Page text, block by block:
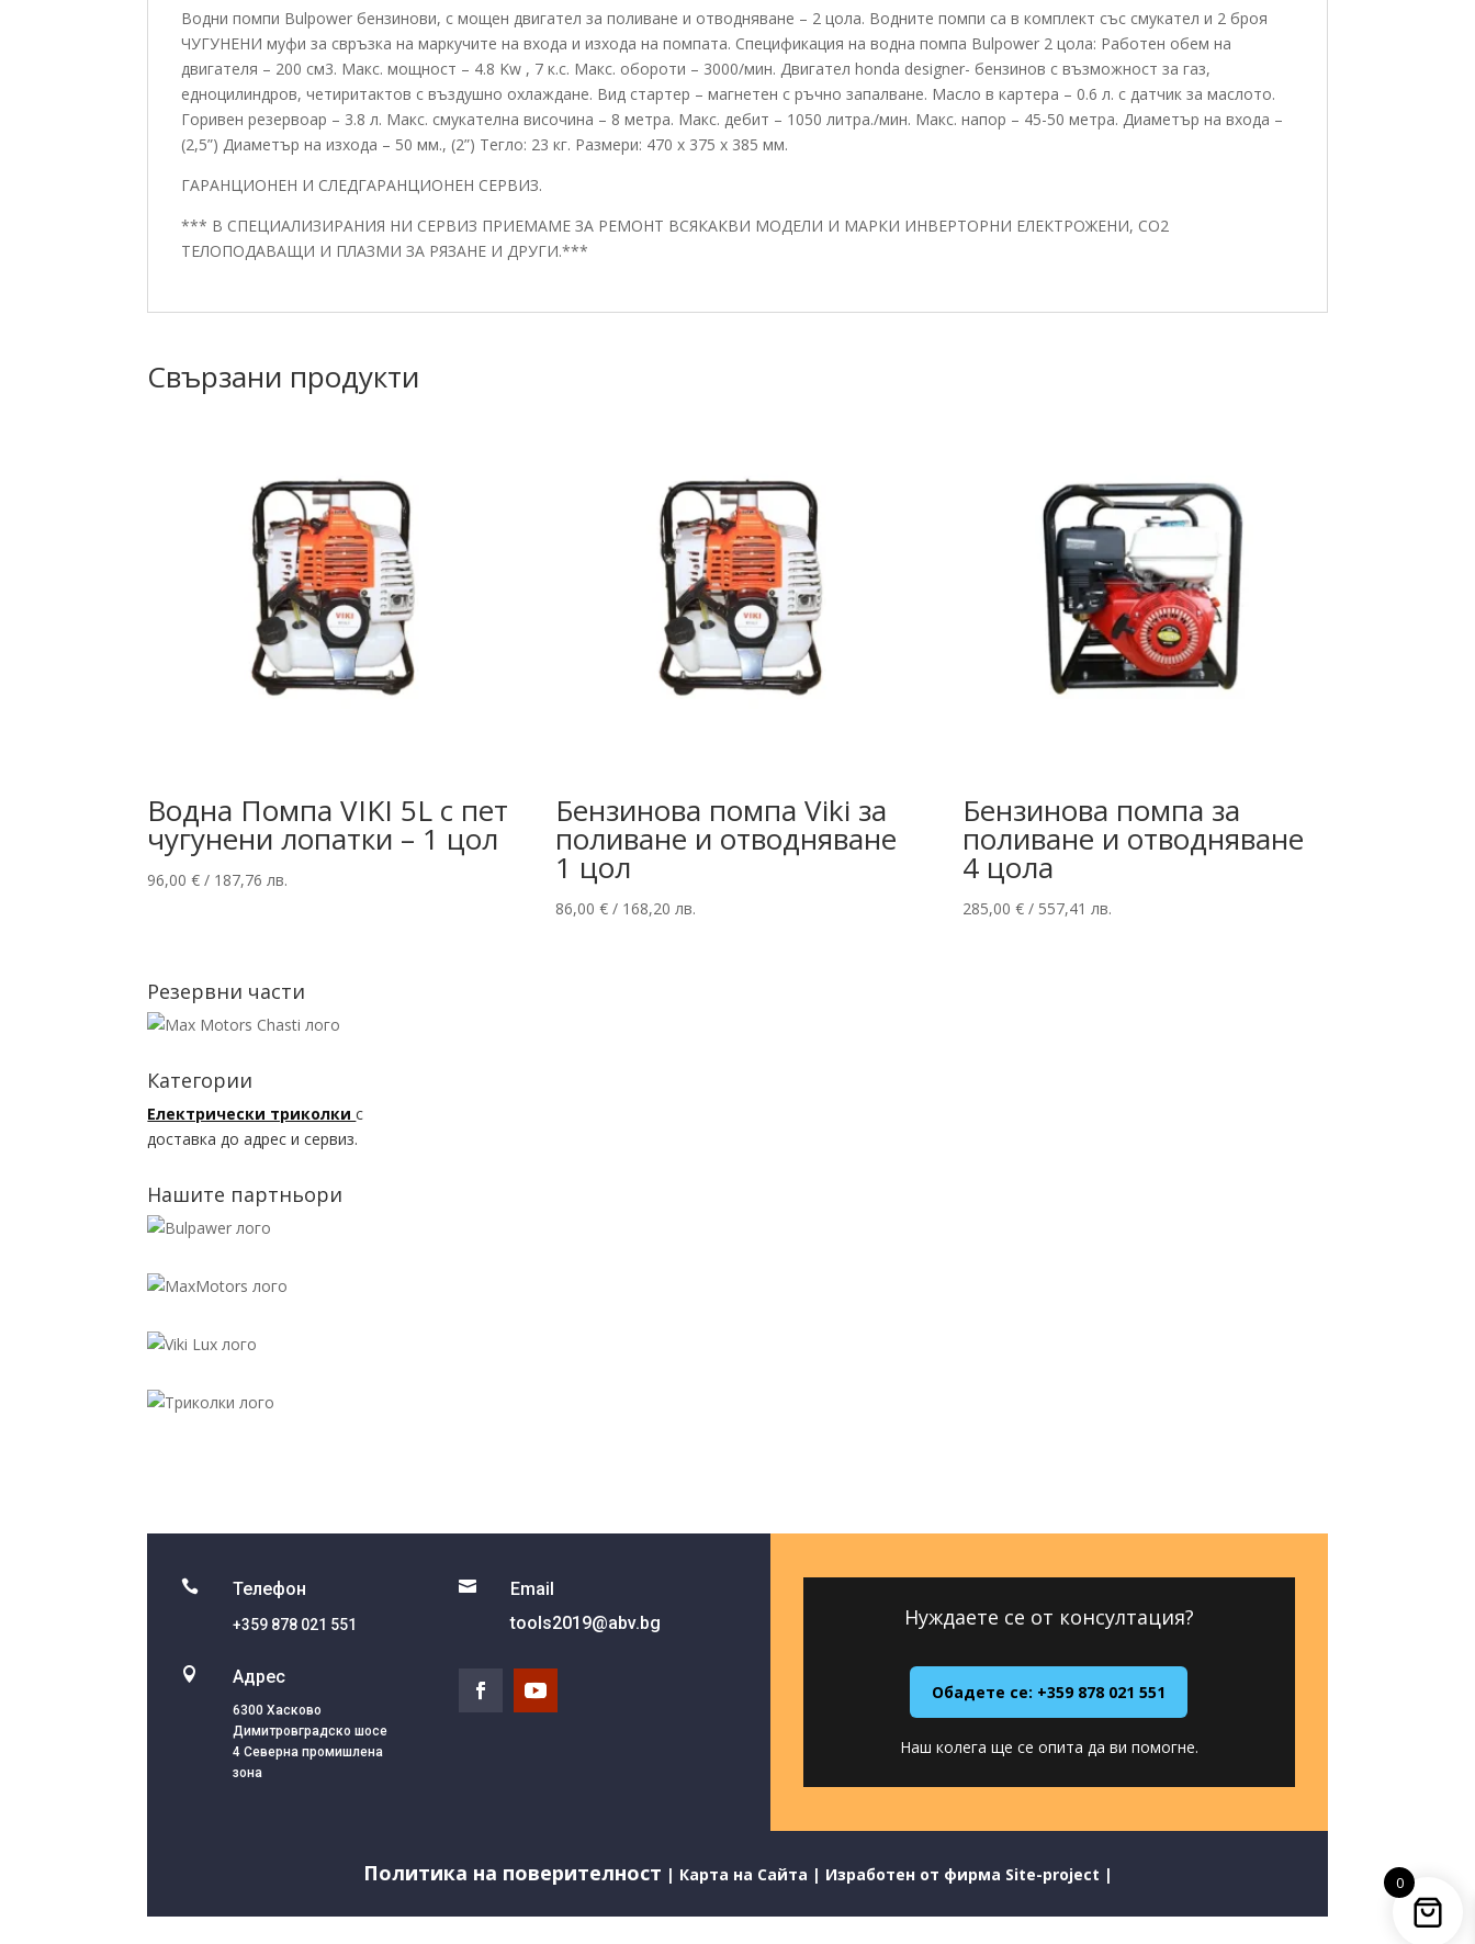
Водни помпи Bulpower бензинови, с мощен двигател за поливане и отводняване – 2 цола. Водните помпи са в комплект със смукател и 2 броя
ЧУГУНЕНИ муфи за свръзка на маркучите на входа и изхода на помпата. Спецификация на водна помпа Bulpower 2 цола: Работен обем на
двигателя – 200 см3. Макс. мощност – 4.8 Kw , 7 к.с. Макс. обороти – 3000/мин. Двигател honda designer- бензинов с възможност за газ,
едноцилиндров, четиритактов с въздушно охлаждане. Вид стартер – магнетен с ръчно запалване. Масло в картера – 0.6 л. с датчик за маслото.
Горивен резервоар – 3.8 л. Макс. смукателна височина – 8 метра. Макс. дебит – 1050 литра./мин. Макс. напор – 45-50 метра. Диаметър на входа –
(2,5”) Диаметър на изхода – 50 мм., (2”) Тегло: 23 кг. Размери: 470 х 375 х 385 мм.
ГАРАНЦИОНЕН И СЛЕДГАРАНЦИОНЕН СЕРВИЗ.
*** В СПЕЦИАЛИЗИРАНИЯ НИ СЕРВИЗ ПРИЕМАМЕ ЗА РЕМОНТ ВСЯКАКВИ МОДЕЛИ И МАРКИ ИНВЕРТОРНИ ЕЛЕКТРОЖЕНИ, СО2
ТЕЛОПОДАВАЩИ И ПЛАЗМИ ЗА РЯЗАНЕ И ДРУГИ.***
Свързани продукти
Водна Помпа VIKI 5L с пет
чугунени лопатки – 1 цол
96,00€ / 187,76 лв.
Бензинова помпа Viki за
поливане и отводняване
1 цол
86,00 €/ 168,20 лв.
Бензинова помпа за
поливане и отводняване
4 цола
285,00€ / 557,41 лв.
Резервни части
Категории
Електрически триколкис
доставка до адрес и сервиз.
Нашите партньори
 Телефон
+359 878 021 551
 Адрес
6300 Хасково
Димитровградско шосе
4 Северна промишлена
зона

Email
tools2019@abv.bg
Нуждаете се от консултация?
Обадете се: +359 878 021 551
Наш колега ще се опита да ви помогне.
Политика на поверителност | Карта на Сайта | Изработен от фирма Site-project | 0